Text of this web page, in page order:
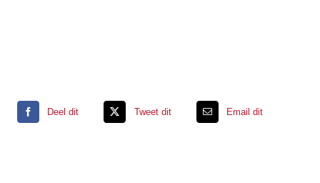
Deel dit Tweet dit Email dit